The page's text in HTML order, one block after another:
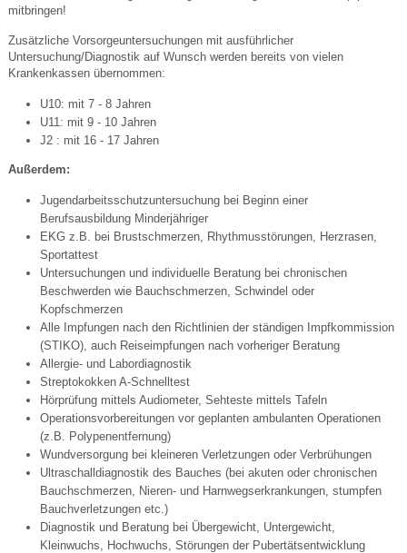
mitbringen!
Zusätzliche Vorsorgeuntersuchungen mit ausführlicher
Untersuchung/Diagnostik auf Wunsch werden bereits von vielen
Krankenkassen übernommen:
U10: mit 7 - 8 Jahren
U11: mit 9 - 10 Jahren
J2 : mit 16 - 17 Jahren
Außerdem:
Jugendarbeitsschutzuntersuchung bei Beginn einer
Berufsausbildung Minderjähriger
EKG z.B. bei Brustschmerzen, Rhythmusstörungen, Herzrasen,
Sportattest
Untersuchungen und individuelle Beratung bei chronischen
Beschwerden wie Bauchschmerzen, Schwindel oder
Kopfschmerzen
Alle Impfungen nach den Richtlinien der ständigen Impfkommission
(STIKO), auch Reiseimpfungen nach vorheriger Beratung
Allergie- und Labordiagnostik
Streptokokken A-Schnelltest
Hörprüfung mittels Audiometer, Sehteste mittels Tafeln
Operationsvorbereitungen vor geplanten ambulanten Operationen
(z.B. Polypenentfernung)
Wundversorgung bei kleineren Verletzungen oder Verbrühungen
Ultraschalldiagnostik des Bauches (bei akuten oder chronischen
Bauchschmerzen, Nieren- und Harnwegserkrankungen, stumpfen
Bauchverletzungen etc.)
Diagnostik und Beratung bei Übergewicht, Untergewicht,
Kleinwuchs, Hochwuchs, Störungen der Pubertätsentwicklung